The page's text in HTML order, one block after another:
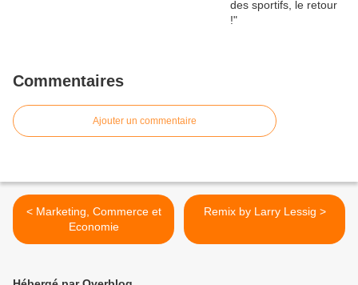
Commentaires
Ajouter un commentaire
< Marketing, Commerce et
Economie
Remix by Larry Lessig >